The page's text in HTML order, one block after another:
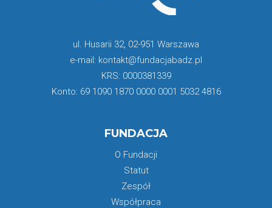
ul. Husarii 32, 02-951 Warszawa
e-mail: kontakt@fundacjabadz.pl
KRS: 0000381339
Konto: 69 1090 1870 0000 0001 5032 4816
FUNDACJA
O Fundacji
Statut
Zespół
Współpraca